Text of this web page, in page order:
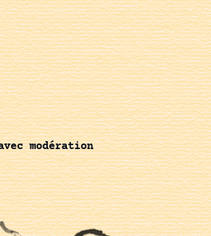
modération